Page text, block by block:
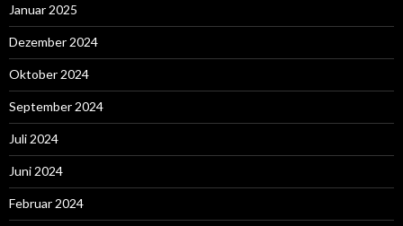
Januar 2025
Dezember 2024
Oktober 2024
September 2024
Juli 2024
Juni 2024
Februar 2024